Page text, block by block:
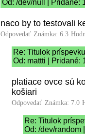
Od: /dev/null | Pridané:
naco by to testovali
Odpovedať Známka: 6.3
Re: Titulok
Od: mattti | Pridané:
platiace ovce sú
košiari
Odpovedať Známka: 7.0
Re: Titulok
Od: /dev/random